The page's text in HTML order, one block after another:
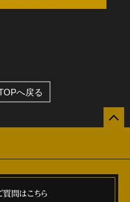
へ戻る
質問はこちら